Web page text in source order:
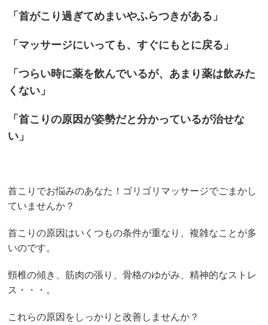
「首がこり過ぎてめまいやふらつきがある」
「マッサージにいっても、すぐにもとに戻る」
「つらい時に薬を飲んでいるが、あまり薬は飲みた
くない」
「首こりの原因が姿勢だと分かっているが治せな
い」
首こりでお悩みのあなた！ゴリゴリマッサージでごまかし
ていませんか？
首こりの原因はいくつもの条件が重なり、複雑なことが多
いのです。
頸椎の傾き、筋肉の張り、骨格のゆがみ、精神的なストレ
ス・・・。
これらの原因をしっかりと改善しませんか？